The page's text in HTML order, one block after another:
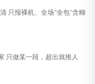
只报裸机、全场"全包"含糊
只做某一段，超出就推人